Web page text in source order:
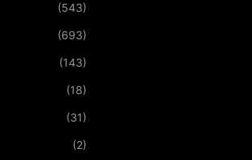
(543)
(693)
(143)
(18)
(31)
(2)